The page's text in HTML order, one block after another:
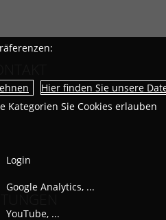
Hier finden Sie unsere
Kategorien Sie Cookies erlauben
Login
Google Analytics, ...
YouTube, ...